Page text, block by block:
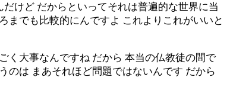
けど だからといってそれは普遍的な世界に当
までも比較的にんですよ これよりこれがいいと
く大事なんですね だから 本当の仏教徒の間で
のは まあそれほど問題ではないんです だから